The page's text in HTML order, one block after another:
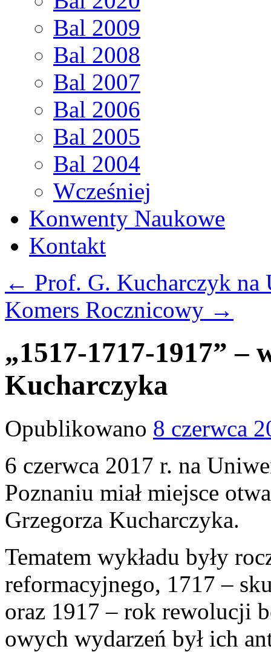
Bal 2009
Bal 2008
Bal 2007
Bal 2006
Bal 2005
Bal 2004
Wcześniej
Konwenty Naukowe
Kontakt
← Prof. G. Kucharczyk na
Komers Rocznicowy →
„1517-1717-1917” –
Kucharczyka
Opublikowano 8 czerwca
6 czerwca 2017 r. na
Poznaniu miał miejsce
Grzegorza Kucharczyka.
Tematem wykładu były
reformacyjnego, 1717 –
oraz 1917 – rok rewolucji
owych wydarzeń był ich